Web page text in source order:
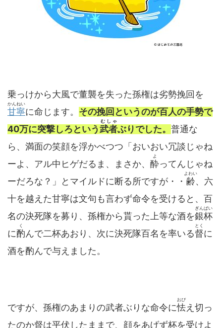
乗っけから大風で董襲を失った孫権は劣勢挽回を
甘寧
かんねい
に命じます。 その挽回というのが百人の手勢で
40万に突撃しろという武者
むしゃ
ぶりでした。 普通な
ら、満面の笑顔を浮かべつつ「おいおい冗談じゃね
ーよ、アル中ヒゲだるま、まさか、 酔
よ
ってんじゃね
ーだろな？」とマイルドに断る所ですが・・ 齢
よわい
、六
十を越えた甘寧は文句も言わず命令を受けると、百
名の決死隊を募り、孫権から貰った上等な酒を銀杯
ぎんぱい
に酌
く
んで二杯あおり、次に決死隊百名を率いる督
とく
に
酒を酌んで与えました。
ですが、孫権のあまりの武者ぶりな命令に怯
おび
え切っ
たのか督は平伏したままで、顔をあげず杯を受けよ